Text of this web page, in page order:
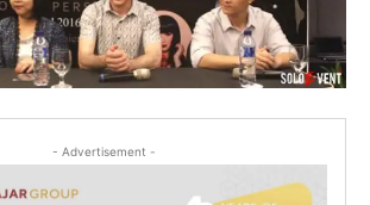
- Advertisement -